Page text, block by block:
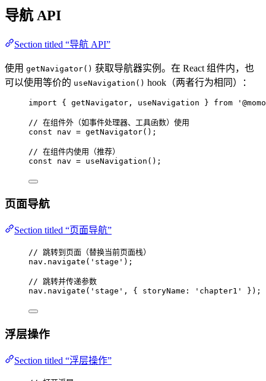
导航 API
Section titled “导航 API”
使用 getNavigator() 获取导航器实例。在 React 组件内，也
可以使用等价的 useNavigation() hook（两者行为相同）：
import { getNavigator, useNavigation } from '
// 在组件外（如事件处理器、工具函数）使用
const nav = getNavigator();
// 在组件内使用（推荐）
const nav = useNavigation ();
页面导航
Section titled “页面导航”
// 跳转到页面（替换当前页面栈）
nav . navigate ( ' stage ' );
// 跳转并传递参数
nav . navigate ( ' stage ' , { storyName: ' chapter1 ' });
浮层操作
Section titled “浮层操作”